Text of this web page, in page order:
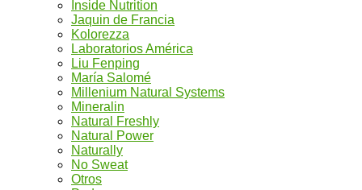
Inside Nutrition
Jaquin de Francia
Kolorezza
Laboratorios América
Liu Fenping
María Salomé
Millenium Natural Systems
Mineralin
Natural Freshly
Natural Power
Naturally
No Sweat
Otros